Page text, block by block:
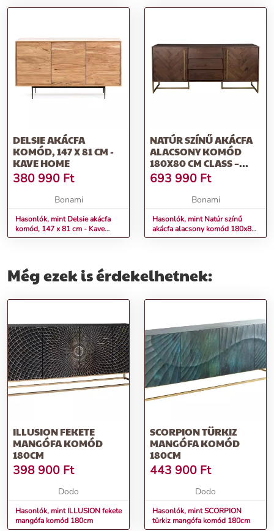
DELSIE AKÁCFA
KOMÓD, 147 X 81 CM -
KAVE HOME
380 990 Ft
Bonami
Hasonlók, mint Delsie akácfa
komód, 147 x 81 cm - Kave
Home
NATÚR SZÍNŰ AKÁCFA
ALACSONY KOMÓD
180X80 CM CLASS –
DUTCHBONE
693 990 Ft
Bonami
Hasonlók, mint Natúr színű
akácfa alacsony komód 180x80
cm Class – Dutchbone
Még ezek is érdekelhetnek:
ILLUSION FEKETE
MANGÓFA KOMÓD
180CM
398 900 Ft
Dodo
Hasonlók, mint ILLUSION fekete
mangófa komód 180cm
SCORPION TÜRKIZ
MANGÓFA KOMÓD
180CM
443 900 Ft
Dodo
Hasonlók, mint SCORPION
türkiz mangófa komód 180cm